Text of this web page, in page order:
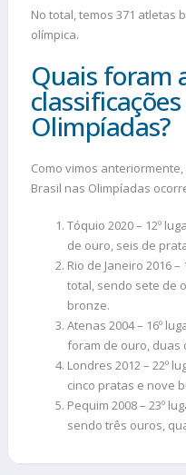
No total, temos 371 atletas
olímpica.
Quais foram
Olimpíadas?
Como vimos
Brasil nas Olimpíadas
Tóquio 2020 – 12º
de ouro, seis de
Rio de Janeiro 2016
total, sendo sete de
bronze.
Atenas 2004 – 16º
foram de ouro, duas
Londres 2012 – 22º
cinco pratas e nove
Pequim 2008 – 23º
sendo três ouros,